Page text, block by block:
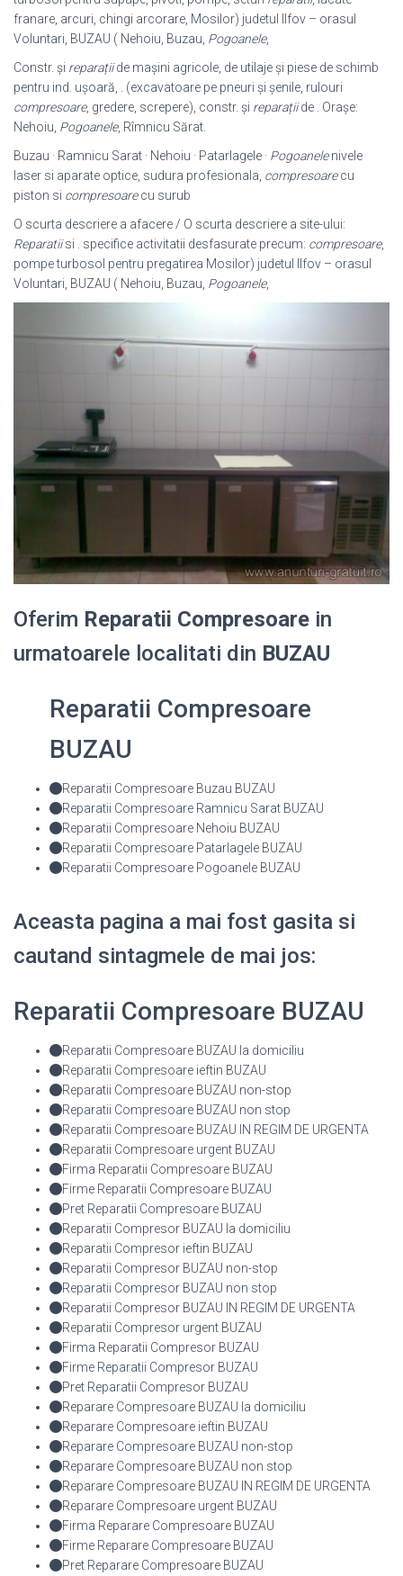
franare, arcuri, chingi arcorare, Mosilor) judetul Ilfov – orasul
Voluntari, BUZAU ( Nehoiu, Buzau, Pogoanele,
Constr. și reparațiide mașini agricole, de utilaje și piese de schimb
pentru ind. ușoară, . (excavatoare pe pneuri și șenile, rulouri
compresoare, gredere, screpere), constr. și reparațiide . Orașe:
Nehoiu, Pogoanele, Rîmnicu Sărat.
Buzau · Ramnicu Sarat · Nehoiu · Patarlagele · Pogoanelenivele
laser si aparate optice, sudura profesionala, compresoarecu
piston si compresoarecu surub
O scurta descriere a afacere / O scurta descriere a site-ului:
Reparatiisi . specifice activitatii desfasurate precum: compresoare,
pompe turbosol pentru pregatirea Mosilor) judetul Ilfov – orasul
Voluntari, BUZAU ( Nehoiu, Buzau, Pogoanele,
Oferim Reparatii Compresoare in
urmatoarele localitati din BUZAU
Reparatii Compresoare
BUZAU
Reparatii Compresoare Buzau BUZAU
Reparatii Compresoare Ramnicu Sarat BUZAU
Reparatii Compresoare Nehoiu BUZAU
Reparatii Compresoare Patarlagele BUZAU
Reparatii Compresoare Pogoanele BUZAU
Aceasta pagina a mai fost gasita si
cautand sintagmele de mai jos:
Reparatii Compresoare BUZAU
Reparatii Compresoare BUZAU la domiciliu
Reparatii Compresoare ieftin BUZAU
Reparatii Compresoare BUZAU non-stop
Reparatii Compresoare BUZAU non stop
Reparatii Compresoare BUZAU IN REGIM DE URGENTA
Reparatii Compresoare urgent BUZAU
Firma Reparatii Compresoare BUZAU
Firme Reparatii Compresoare BUZAU
Pret Reparatii Compresoare BUZAU
Reparatii Compresor BUZAU la domiciliu
Reparatii Compresor ieftin BUZAU
Reparatii Compresor BUZAU non-stop
Reparatii Compresor BUZAU non stop
Reparatii Compresor BUZAU IN REGIM DE URGENTA
Reparatii Compresor urgent BUZAU
Firma Reparatii Compresor BUZAU
Firme Reparatii Compresor BUZAU
Pret Reparatii Compresor BUZAU
Reparare Compresoare BUZAU la domiciliu
Reparare Compresoare ieftin BUZAU
Reparare Compresoare BUZAU non-stop
Reparare Compresoare BUZAU non stop
Reparare Compresoare BUZAU IN REGIM DE URGENTA
Reparare Compresoare urgent BUZAU
Firma Reparare Compresoare BUZAU
Firme Reparare Compresoare BUZAU
Pret Reparare Compresoare BUZAU